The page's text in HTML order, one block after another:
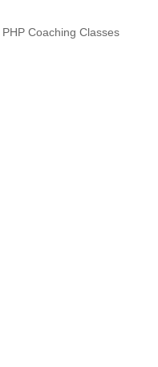
PHP Coaching Classes